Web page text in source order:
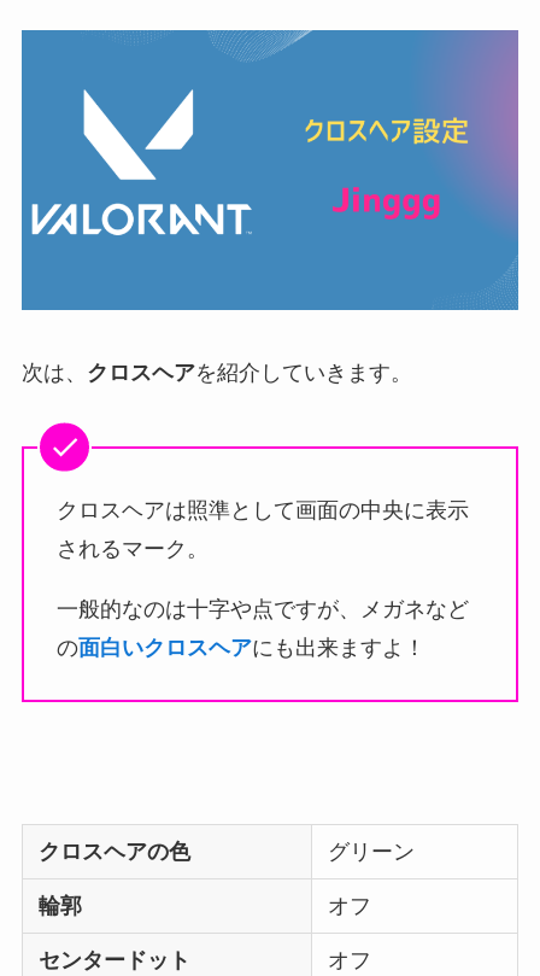
次は、 クロスヘアを紹介していきます。
クロスヘアは照準として画面の中央に表示
されるマーク。
一般的なのは十字や点ですが、メガネなど
の面白いクロスヘアにも出来ますよ！
クロスヘアの色 グリーン
輪郭 オフ
センタードット オフ